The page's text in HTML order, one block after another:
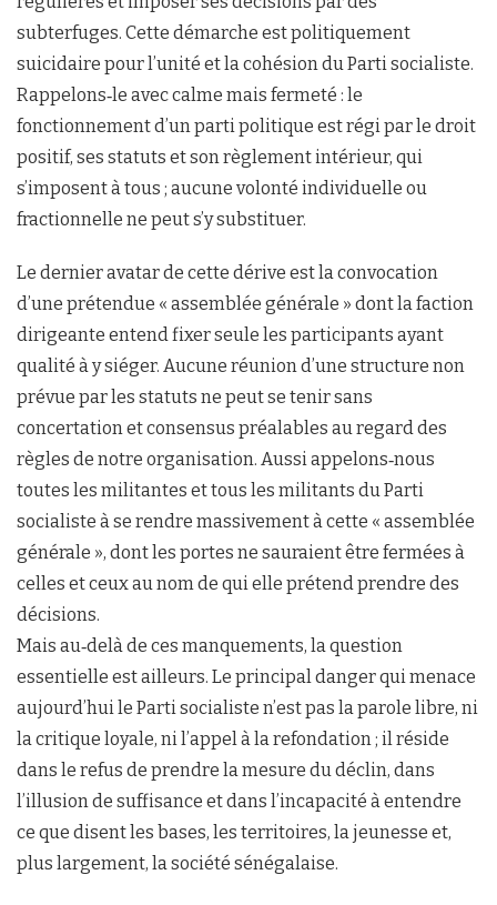
subterfuges. Cette démarche est politiquement
suicidaire pour l’unité et la cohésion du Parti socialiste.
Rappelons‑le avec calme mais fermeté : le
fonctionnement d’un parti politique est régi par le droit
positif, ses statuts et son règlement intérieur, qui
s’imposent à tous ; aucune volonté individuelle ou
fractionnelle ne peut s’y substituer.
Le dernier avatar de cette dérive est la convocation
d’une prétendue « assemblée générale » dont la faction
dirigeante entend fixer seule les participants ayant
qualité à y siéger. Aucune réunion d’une structure non
prévue par les statuts ne peut se tenir sans
concertation et consensus préalables au regard des
règles de notre organisation. Aussi appelons‑nous
toutes les militantes et tous les militants du Parti
socialiste à se rendre massivement à cette « assemblée
générale », dont les portes ne sauraient être fermées à
celles et ceux au nom de qui elle prétend prendre des
décisions.
Mais au‑delà de ces manquements, la question
essentielle est ailleurs. Le principal danger qui menace
aujourd’hui le Parti socialiste n’est pas la parole libre, ni
la critique loyale, ni l’appel à la refondation ; il réside
dans le refus de prendre la mesure du déclin, dans
l’illusion de suffisance et dans l’incapacité à entendre
ce que disent les bases, les territoires, la jeunesse et,
plus largement, la société sénégalaise.